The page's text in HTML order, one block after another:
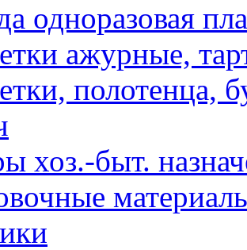
одноразовая
ажурные,
полотенца,
хоз.-быт.